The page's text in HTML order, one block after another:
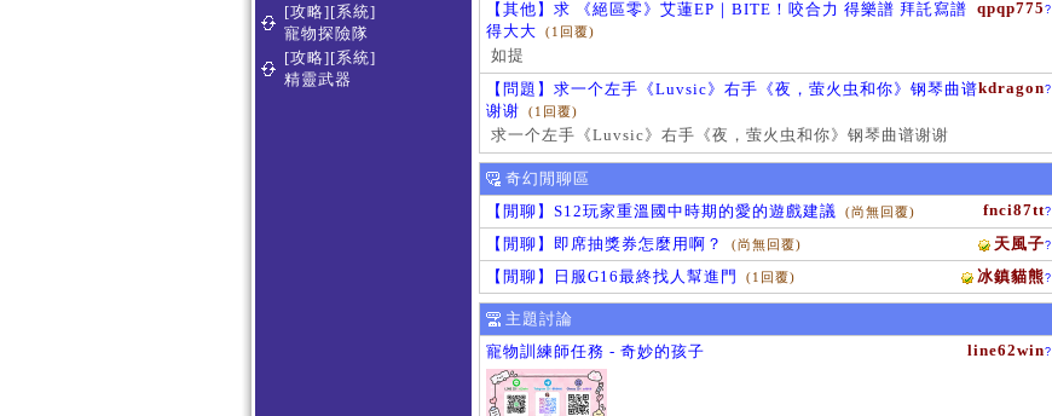
[攻略][系統]
寵物探險隊
[攻略][系統]
精靈武器
qpqp775 ?
【其他】求 《絕區零》艾蓮EP｜BITE！咬合力 得樂譜 拜託寫譜
得大大
(1回覆)
如提
kdragon?
【問題】求一个左手《Luvsic》右手《夜，萤火虫和你》钢琴曲谱
谢谢
(1回覆)
求一个左手《Luvsic》右手《夜，萤火虫和你》钢琴曲谱谢谢
奇幻閒聊區
fnci87tt?
【閒聊】S12玩家重溫國中時期的愛的遊戲建議 (尚無回覆)
天風子?
【閒聊】即席抽獎券怎麼用啊？ (尚無回覆)
冰鎮貓熊?
【閒聊】日服G16最終找人幫進門 (1回覆)
主題討論
line62win?
寵物訓練師任務 - 奇妙的孩子